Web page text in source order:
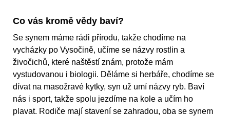
Co vás kromě vědy baví?
Se synem máme rádi přírodu, takže chodíme na
vycházky po Vysočině, učíme se názvy rostlin a
živočichů, které naštěstí znám, protože mám
vystudovanou i biologii. Děláme si herbáře, chodíme se
dívat na masožravé kytky, syn už umí názvy ryb. Baví
nás i sport, takže spolu jezdíme na kole a učím ho
plavat. Rodiče mají stavení se zahradou, oba se synem